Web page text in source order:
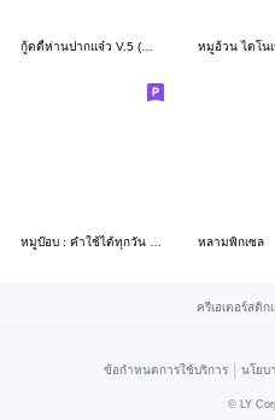
กู้ดดี้ห่านปากแจ๋ว V.5 (คำจิกกัด) หมูอ้วน ไดโน
หลามพิกเซล
ครีเอเตอร์สติ
ข้อกำหนดการใช้บริการ | นโยบ
© LY